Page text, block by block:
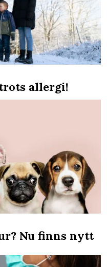
allergi!
Nu finns nytt